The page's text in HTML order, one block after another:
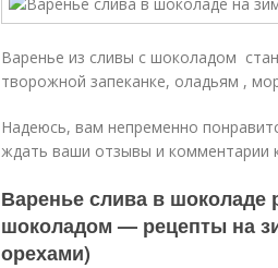
Варенье из сливы с шоколадом
творожной запеканке, оладьям ,
Надеюсь, вам непременно
ждать ваши отзывы и комментарии
Варенье слива в шоколаде
шоколадом — рецепты на
орехами)